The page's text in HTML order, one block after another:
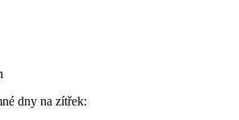
dny na zítřek: